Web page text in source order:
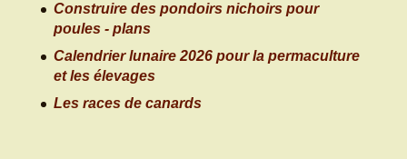
Construire des pondoirs nichoirs pour
poules - plans
Calendrier lunaire 2026 pour la permaculture
et les élevages
Les races de canards